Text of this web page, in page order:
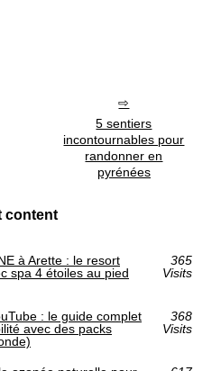
5 sentiers
incontournables pour
randonner en
pyrénées
content
à Arette : le resort
spa 4 étoiles au pied
365
Visits
: le guide complet
avec des packs
368
Visits